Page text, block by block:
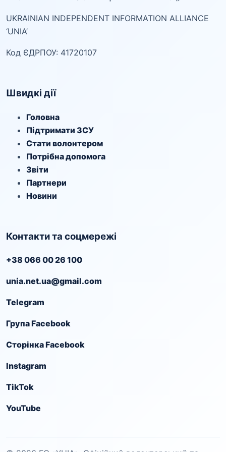
UKRAINIAN INDEPENDENT INFORMATION ALLIANCE
‘UNIA’
Код ЄДРПОУ: 41720107
Швидкі дії
Головна
Підтримати ЗСУ
Стати волонтером
Потрібна допомога
Звіти
Партнери
Новини
Контакти та соцмережі
+38 066 00 26 100
unia.net.ua@gmail.com
Telegram
Група Facebook
Сторінка Facebook
Instagram
TikTok
YouTube